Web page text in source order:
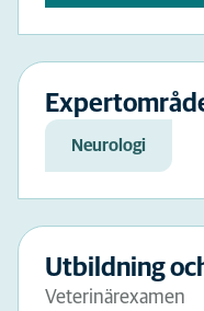
Neurologi
Utbildning
Veterinärexamen